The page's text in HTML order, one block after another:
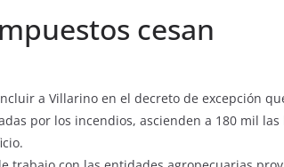
cesan
a Villarino en el decreto de excepción
por los incendios, ascienden a 180 mil las